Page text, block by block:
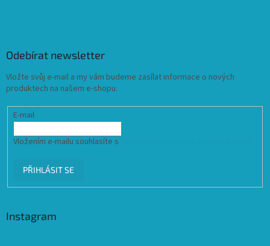
Odebírat newsletter
Vložte svůj e-mail a my vám budeme zasílat informace o nových
produktech na našem e-shopu.
E-mail
Vložením e-mailu souhlasíte s
PŘIHLÁSIT SE
Instagram